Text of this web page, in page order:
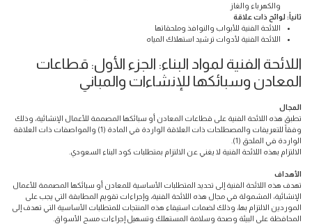
والكهرباء والغاز
ثانياً: لوائح ذات علاقة
اللائحة الفنية للأبواب والنوافذ وملحقاتها
اللائحة الفنية لأدوات ترشيد استهلاك المياه
اللائحة الفنية لمواد البناء: الجزء الأول: قطاعات
المعادن وسبائكها للإنشاءات والمباني
المجال
تطبق هذه اللائحة الفنية على قطاعات المعادن أو سبائكها المصممة للأعمال الإنشائية، وذلك
وفقاً للتعريفات والمصطلحات ذات العلاقة الواردة في المادة (1) والمواصفات ذات العلاقة
الواردة في الملحق (1).
الالتزام بهذه اللائحة الفنية لا يغني عن الالتزام بمتطلبات كود البناء السعودي.
الأهداف
تهدف هذه اللائحة الفنية إلى تحديد المتطلبات الأساسية للمعادن أو سبائكها المصممة للأعمال
الإنشائية، المشمولة في مجال هذه اللائحة الفنية، وإجراءات تقويم المطابقة التي يجب على
الموردين الالتزام بها، وذلك لضمات استيفاء هذه المنتجات للمتطلبات الأساسية التي تهدف إلى
المحافظة على البيئة وصحة وسلامة المستهلك وتسهيل إجراءات مسح الأسواق.